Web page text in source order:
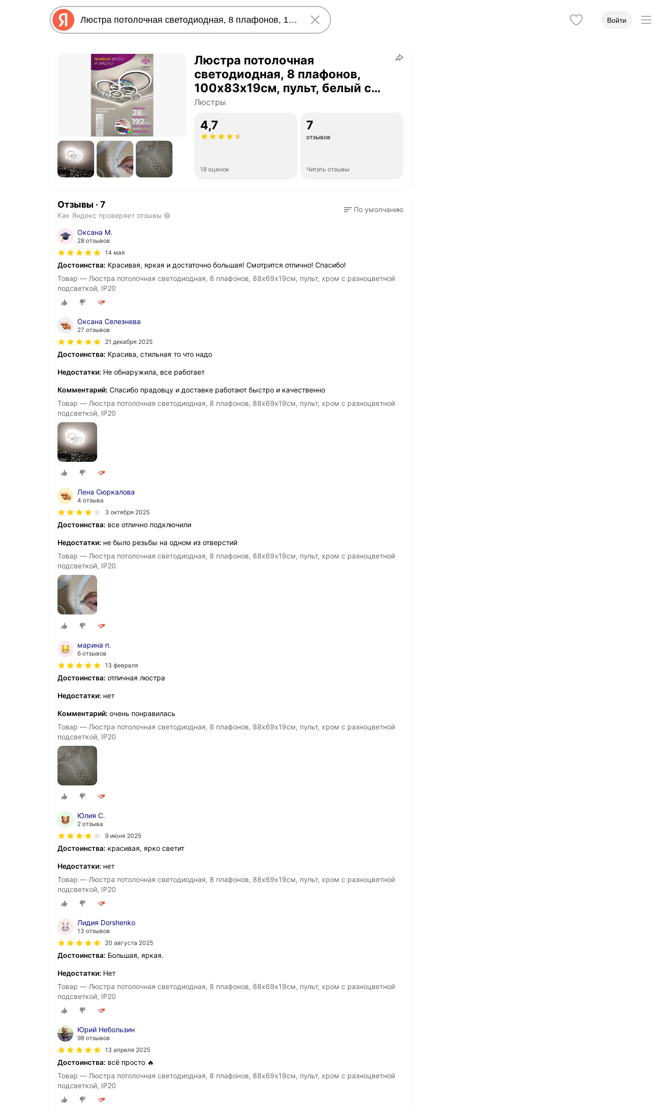
Войти
Люстра потолочная
светодиодная, 8 плафонов,
100х83х19см, пульт, белый с
разноцветной подсветкой, IP20
Люстры
4,7
18 оценок
7
отзывов
Читать отзывы
Отзывы · 7
Как Яндекс проверяет отзывы
По умолчанию
Оксана М.
28 отзывов
14 мая
Достоинства: Красивая, яркая и достаточно большая! Смотрится отлично! Спасибо!
Товар — Люстра потолочная светодиодная, 8 плафонов, 88х69х19см, пульт, хром с разноцветной
подсветкой, IP20
Оксана Селезнева
27 отзывов
21 декабря 2025
Достоинства: Красива, стильная то что надо
Недостатки: Не обнаружила, все работает
Комментарий: Спасибо прадовцу и доставке работают быстро и качественно
Товар — Люстра потолочная светодиодная, 8 плафонов, 88х69х19см, пульт, хром с разноцветной
подсветкой, IP20
Лена Сюркалова
4 отзыва
3 октября 2025
Достоинства: все отлично подключили
Недостатки: не было резьбы на одном из отверстий
Товар — Люстра потолочная светодиодная, 8 плафонов, 88х69х19см, пульт, хром с разноцветной
подсветкой, IP20
марина п.
6 отзывов
13 февраля
Достоинства: отличная люстра
Недостатки: нет
Комментарий: очень понравилась
Товар — Люстра потолочная светодиодная, 8 плафонов, 88х69х19см, пульт, хром с разноцветной
подсветкой, IP20
Юлия С.
2 отзыва
9 июня 2025
Достоинства: красивая, ярко светит
Недостатки: нет
Товар — Люстра потолочная светодиодная, 8 плафонов, 88х69х19см, пульт, хром с разноцветной
подсветкой, IP20
Лидия Dorshenko
13 отзывов
20 августа 2025
Достоинства: Большая, яркая.
Недостатки: Нет
Товар — Люстра потолочная светодиодная, 8 плафонов, 88х69х19см, пульт, хром с разноцветной
подсветкой, IP20
Юрий Небользин
98 отзывов
13 апреля 2025
Достоинства: всё просто 🔥
Товар — Люстра потолочная светодиодная, 8 плафонов, 88х69х19см, пульт, хром с разноцветной
подсветкой, IP20